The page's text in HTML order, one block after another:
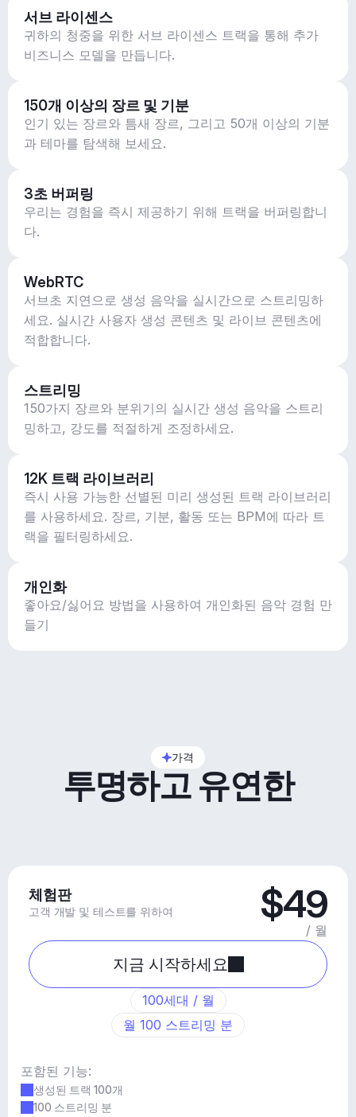
서브 라이센스
귀하의 청중을 위한 서브 라이센스 트랙을 통해 추가
비즈니스 모델을 만듭니다.
150개 이상의 장르 및 기분
인기 있는 장르와 틈새 장르, 그리고 50개 이상의 기분
과 테마를 탐색해 보세요.
3초 버퍼링
우리는 경험을 즉시 제공하기 위해 트랙을 버퍼링합니
다.
WebRTC
서브초 지연으로 생성 음악을 실시간으로 스트리밍하
세요. 실시간 사용자 생성 콘텐츠 및 라이브 콘텐츠에
적합합니다.
스트리밍
150가지 장르와 분위기의 실시간 생성 음악을 스트리
밍하고, 강도를 적절하게 조정하세요.
12K 트랙 라이브러리
즉시 사용 가능한 선별된 미리 생성된 트랙 라이브러리
를 사용하세요. 장르, 기분, 활동 또는 BPM에 따라 트
랙을 필터링하세요.
개인화
좋아요/싫어요 방법을 사용하여 개인화된 음악 경험 만
들기
가격
투명하고 유연한
체험판
고객 개발 및 테스트를 위하여 $49
/ 월
지금 시작하세요
100세대 / 월
월 100 스트리밍 분
포함된 기능:
생성된 트랙 100개
100 스트리밍 분